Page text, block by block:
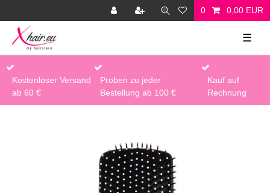
0 0,00 EUR
☰
Kostenloser Versand
ab 60 €
Proben zu jeder
Bestellung ab 100 €
Kauf auf
Rechnung